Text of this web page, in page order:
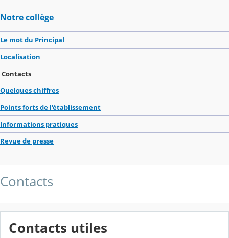
Notre collège
Le mot du Principal
Localisation
Contacts
Quelques chiffres
Points forts de l'établissement
Informations pratiques
Revue de presse
Contacts
Contacts utiles